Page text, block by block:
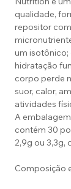
qualidade,
repositor
um isotônico;
hidratação
corpo perde
suor, calor,
atividades
A
contém 30
2,9g ou 3,3g,
Composição